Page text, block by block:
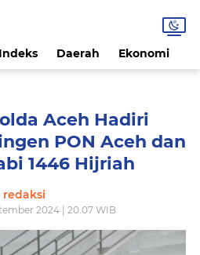
Indeks Daerah Ekonomi
Aceh Hadiri
PON Aceh dan
1446 Hijriah
redaksi
2024 | 20.07 WIB